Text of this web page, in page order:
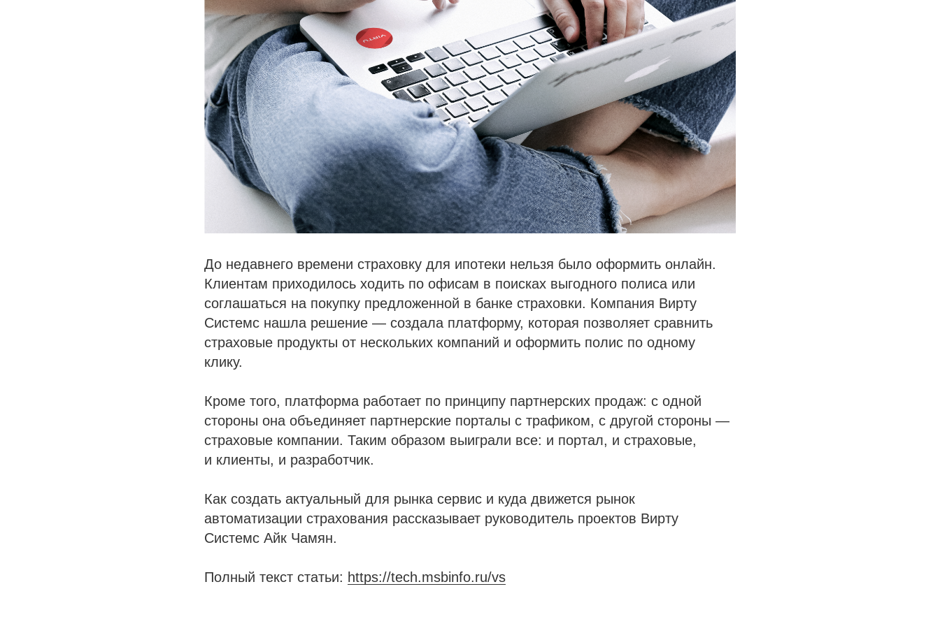
До недавнего времени страховку для ипотеки нельзя было оформить онлайн.
Клиентам приходилось ходить по офисам в поисках выгодного полиса или
соглашаться на покупку предложенной в банке страховки. Компания Вирту
Cистемс нашла решение — создала платформу, которая позволяет сравнить
страховые продукты от нескольких компаний и оформить полис по одному
клику.
Кроме того, платформа работает по принципу партнерских продаж: с одной
стороны она объединяет партнерские порталы с трафиком, с другой стороны —
страховые компании. Таким образом выиграли все: и портал, и страховые,
и клиенты, и разработчик.
Как создать актуальный для рынка сервис и куда движется рынок
автоматизации страхования рассказывает руководитель проектов Вирту
Системс Айк Чамян.
Полный текст статьи: https://tech.msbinfo.ru/vs